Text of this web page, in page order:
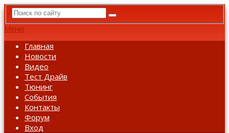
Меню
Главная
Новости
Видео
Тест Драйв
Тюнинг
События
Контакты
Форум
Вход